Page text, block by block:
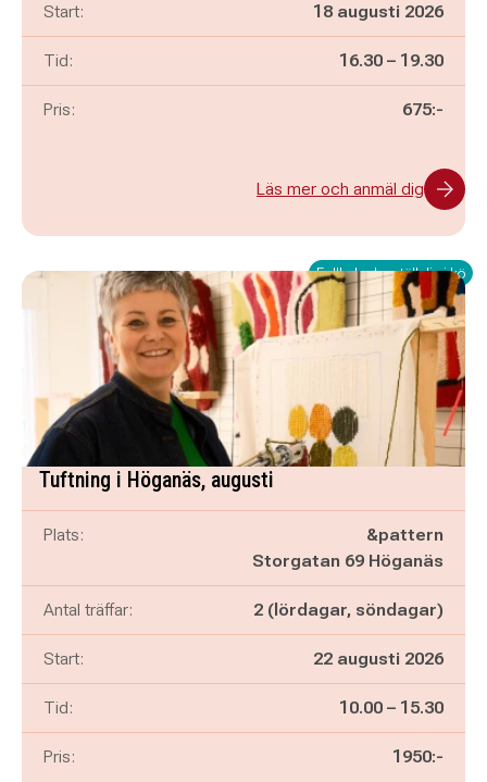
Start: 18 augusti 2026
Tid: Pågår mellan
16.30 – och
19.30
Pris: 675:-
Läs mer och anmäl dig
Fullbokad – ställ dig i kö
Tuftning i Höganäs, augusti
Plats:
&pattern
Storgatan 69 Höganäs
Antal träffar: 2 (lördagar, söndagar)
Start: 22 augusti 2026
Tid: Pågår mellan
10.00 – och
15.30
Pris: 1950:-